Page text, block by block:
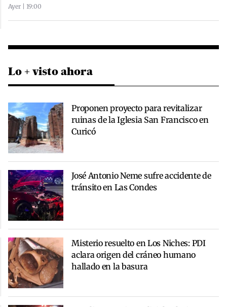
Ayer | 19:00
Lo + visto ahora
Proponen proyecto para revitalizar
ruinas de la Iglesia San Francisco en
Curicó
José Antonio Neme sufre accidente de
tránsito en Las Condes
Misterio resuelto en Los Niches: PDI
aclara origen del cráneo humano
hallado en la basura